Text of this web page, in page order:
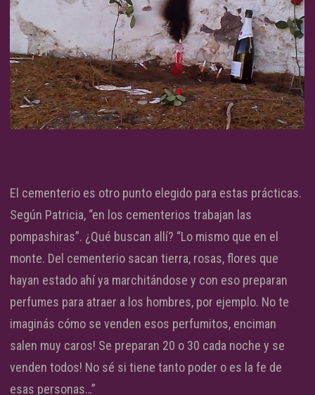
El cementerio es otro punto elegido para estas prácticas.
Según Patricia, “en los cementerios trabajan las
pompashiras”. ¿Qué buscan allí? “Lo mismo que en el
monte. Del cementerio sacan tierra, rosas, flores que
hayan estado ahí ya marchitándose y con eso preparan
perfumes para atraer a los hombres, por ejemplo. No te
imaginás cómo se venden esos perfumitos, enciman
salen muy caros! Se preparan 20 o 30 cada noche y se
venden todos! No sé si tiene tanto poder o es la fe de
esas personas…”